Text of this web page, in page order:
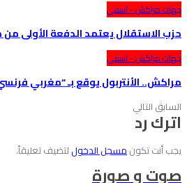
جهات مراكش - اسفي
حزب الاستقلال يعتمد الدفعة الأولى
جهات مراكش - اسفي
مراكش.. الأنتربول يوقع بـ “مغربي
السابق التالي
اترك رد
يجب أنت تكون مسجل الدخول لتضيف تعليقاً.
صوت و صورة